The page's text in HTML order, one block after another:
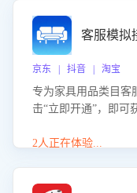
客服模拟
京东 | 抖音 | 淘宝
专为家具用品类目客
击“立即开通”，即可
能、尺寸参数咨询等
2人正在体验...